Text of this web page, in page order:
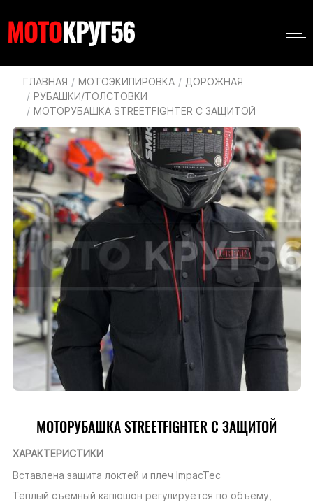
Основная
навигация
основному
МОТОКРУГ56
Строка
навигации
ГЛАВНАЯ МОТОЭКИПИРОВКА
ДОРОЖНАЯ
РУБАШКИ/ТОЛСТОВКИ
МОТОРУБАШКА STREETFIGHTER С ЗАЩИТОЙ
МОТОРУБАШКА STREETFIGHTER С ЗАЩИТОЙ
ХАРАКТЕРИСТИКИ
Вставлена защита локтей и плеч ImpacTec
Теплый съемный капюшон регулируется по объему,